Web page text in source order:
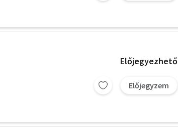
Előjegyezhető
Előjegyzem